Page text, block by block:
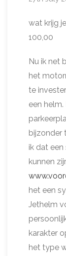
wat krijg
100,00
Nu ik net
het
te
een
bijzonder
ik dat
kunnen
het een
Jethelm
karakter
het type